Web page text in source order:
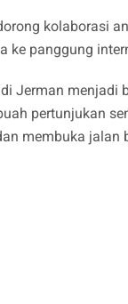
kolaborasi
ke panggung
Jerman
pertunjukan
membuka